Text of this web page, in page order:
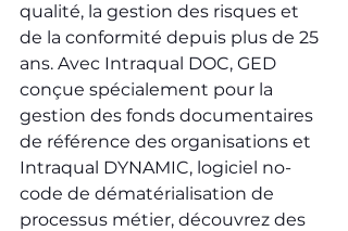
qualité, la gestion des risques et
de la conformité depuis plus de 25
ans. Avec Intraqual DOC, GED
conçue spécialement pour la
gestion des fonds documentaires
de référence des organisations et
Intraqual DYNAMIC, logiciel no-
code de dématérialisation de
processus métier, découvrez des